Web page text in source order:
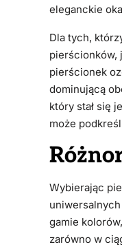
eleganckie
Dla tych,
pierścionków,
pierścionek
dominującą
który stał się
może
Wybierając
gamie
zarówno w